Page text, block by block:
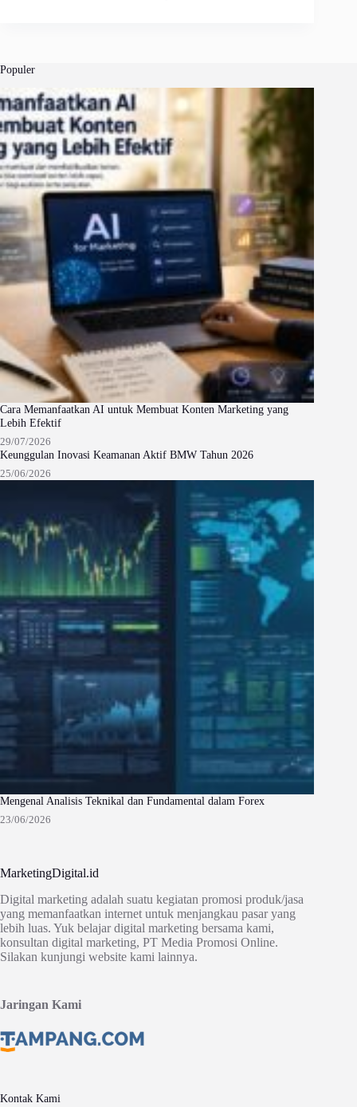
Populer
Cara Memanfaatkan AI untuk Membuat Konten Marketing yang
Lebih Efektif
29/07/2026
Keunggulan Inovasi Keamanan Aktif BMW Tahun 2026
25/06/2026
Mengenal Analisis Teknikal dan Fundamental dalam Forex
23/06/2026
MarketingDigital.id
Digital marketing adalah suatu kegiatan promosi produk/jasa
yang memanfaatkan internet untuk menjangkau pasar yang
lebih luas. Yuk belajar digital marketing bersama kami,
konsultan digital marketing, PT Media Promosi Online.
Silakan kunjungi website kami lainnya.
Jaringan Kami
Kontak Kami